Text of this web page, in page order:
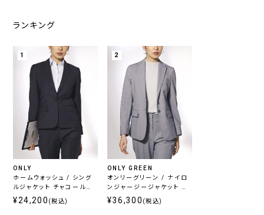
ランキング
1
ONLY
ホームウォッシュ / シング
ルジャケット チャコール無
地
¥24,200 (税込)
2
ONLY GREEN
オンリーグリーン / ナイロ
ンジャージージャケット グ
レーヘリンボーン
¥36,300 (税込)